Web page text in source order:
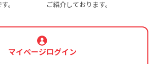
。
ご紹介しております。
マイページログイン